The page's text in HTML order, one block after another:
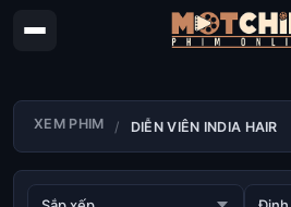
XEM PHIM DIỄN VIÊN INDIA HAIR